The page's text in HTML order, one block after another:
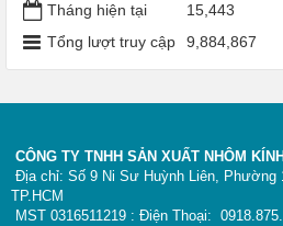
Tháng hiện tại
15,443
Tổng lượt truy cập
9,884,867
CÔNG TY TNHH SẢN XUẤT NHÔM
Địa chỉ: Số 9 Ni Sư Huỳnh Liên, Phường
TP.HCM
MST 0316511219 : Điện Thoại: